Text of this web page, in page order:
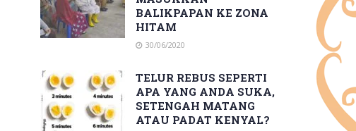
BALIKPAPAN KE ZONA
HITAM
30/06/2020
TELUR REBUS SEPERTI
APA YANG ANDA SUKA,
SETENGAH MATANG
ATAU PADAT KENYAL?